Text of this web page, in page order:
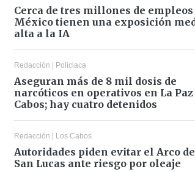
Cerca de tres millones de empleos
México tienen una exposición
alta a la IA
Redacción | Policiaca
Aseguran más de 8 mil dosis de
narcóticos en operativos en La Paz
Cabos; hay cuatro detenidos
Redacción | Los Cabos
Autoridades piden evitar el Arco de
San Lucas ante riesgo por oleaje